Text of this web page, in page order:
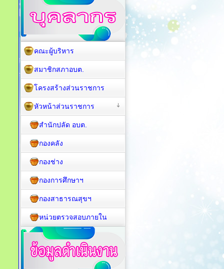
คณะผู้บริหาร
สมาชิกสภาอบต.
โครงสร้างส่วนราชการ
หัวหน้าส่วนราชการ
สำนักปลัด อบต.
กองคลัง
กองช่าง
กองการศึกษาฯ
กองสาธารณสุขฯ
หน่วยตรวจสอบภายใน